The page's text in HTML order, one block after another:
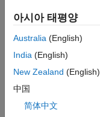
that I
am
ating
some
value
would
아시아 태평양
Australia (English)
India (English)
New Zealand (English)
中国
简体中文